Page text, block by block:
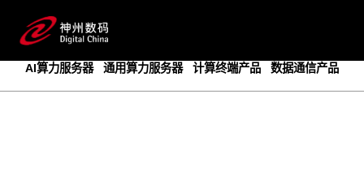
AI算力服务器
通用算力服务器 计算终端产品 数据通信产品